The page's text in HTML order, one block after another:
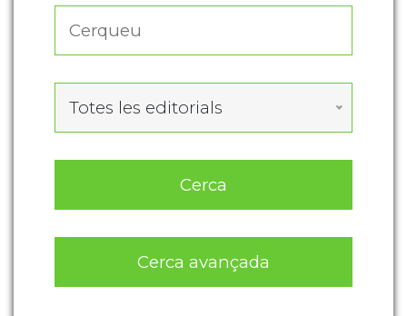
Totes les editorials
Cerca
Cerca avançada